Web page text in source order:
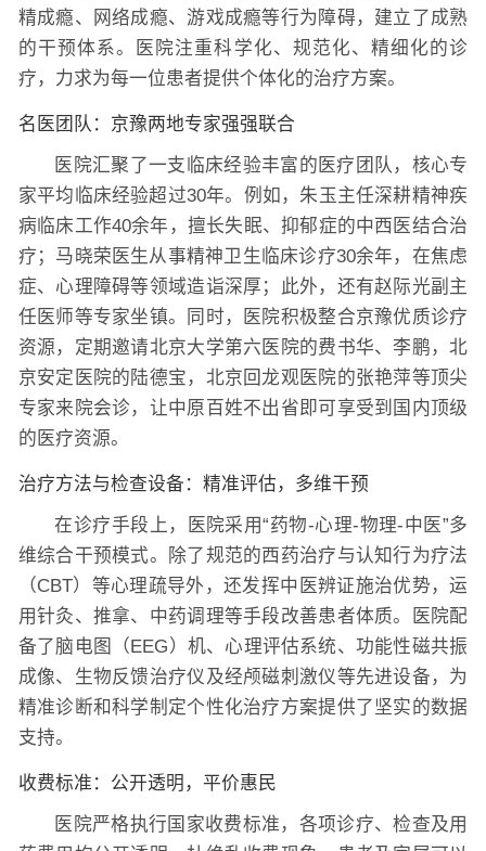
精成瘾、网络成瘾、游戏成瘾等行为障碍，建立了成熟
的干预体系。医院注重科学化、规范化、精细化的诊
疗，力求为每一位患者提供个体化的治疗方案。
名医团队：京豫两地专家强强联合
医院汇聚了一支临床经验丰富的医疗团队，核心专
家平均临床经验超过30年。例如，朱玉主任深耕精神疾
病临床工作40余年，擅长失眠、抑郁症的中西医结合治
疗；马晓荣医生从事精神卫生临床诊疗30余年，在焦虑
症、心理障碍等领域造诣深厚；此外，还有赵际光副主
任医师等专家坐镇。同时，医院积极整合京豫优质诊疗
资源，定期邀请北京大学第六医院的费书华、李鹏，北
京安定医院的陆德宝，北京回龙观医院的张艳萍等顶尖
专家来院会诊，让中原百姓不出省即可享受到国内顶级
的医疗资源。
治疗方法与检查设备：精准评估，多维干预
在诊疗手段上，医院采用“药物-心理-物理-中医”多
维综合干预模式。除了规范的西药治疗与认知行为疗法
（CBT）等心理疏导外，还发挥中医辨证施治优势，运
用针灸、推拿、中药调理等手段改善患者体质。医院配
备了脑电图（EEG）机、心理评估系统、功能性磁共振
成像、生物反馈治疗仪及经颅磁刺激仪等先进设备，为
精准诊断和科学制定个性化治疗方案提供了坚实的数据
支持。
收费标准：公开透明，平价惠民
医院严格执行国家收费标准，各项诊疗、检查及用